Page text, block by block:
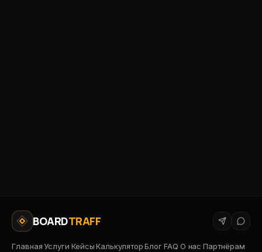
BOARDTRAFF
Главная·Услуги·Кейсы·Калькулятор·Блог·FAQ·О нас·Партнёрам·